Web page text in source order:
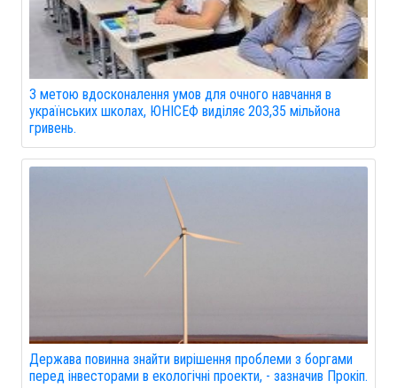
З метою вдосконалення умов для очного навчання в
українських школах, ЮНІСЕФ виділяє 203,35 мільйона
гривень.
Держава повинна знайти вирішення проблеми з боргами
перед інвесторами в екологічні проекти, - зазначив Прокіп.